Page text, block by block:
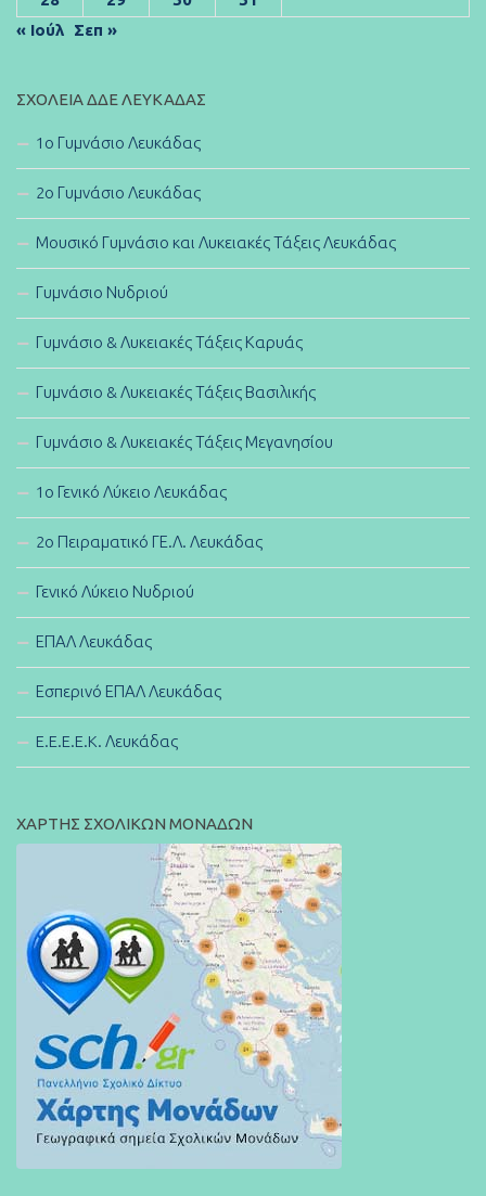
« Ιούλ Σεπ »
ΣΧΟΛΕΊΑ ΔΔΕ ΛΕΥΚΆΔΑΣ
1ο Γυμνάσιο Λευκάδας
2ο Γυμνάσιο Λευκάδας
Μουσικό Γυμνάσιο και Λυκειακές Τάξεις Λευκάδας
Γυμνάσιο Νυδριού
Γυμνάσιο & Λυκειακές Τάξεις Καρυάς
Γυμνάσιο & Λυκειακές Τάξεις Βασιλικής
Γυμνάσιο & Λυκειακές Τάξεις Μεγανησίου
1ο Γενικό Λύκειο Λευκάδας
2ο Πειραματικό ΓΕ.Λ. Λευκάδας
Γενικό Λύκειο Νυδριού
ΕΠΑΛ Λευκάδας
Εσπερινό ΕΠΑΛ Λευκάδας
E.E.E.E.K. Λευκάδας
ΧΑΡΤΗΣ ΣΧΟΛΙΚΩΝ ΜΟΝΑΔΩΝ